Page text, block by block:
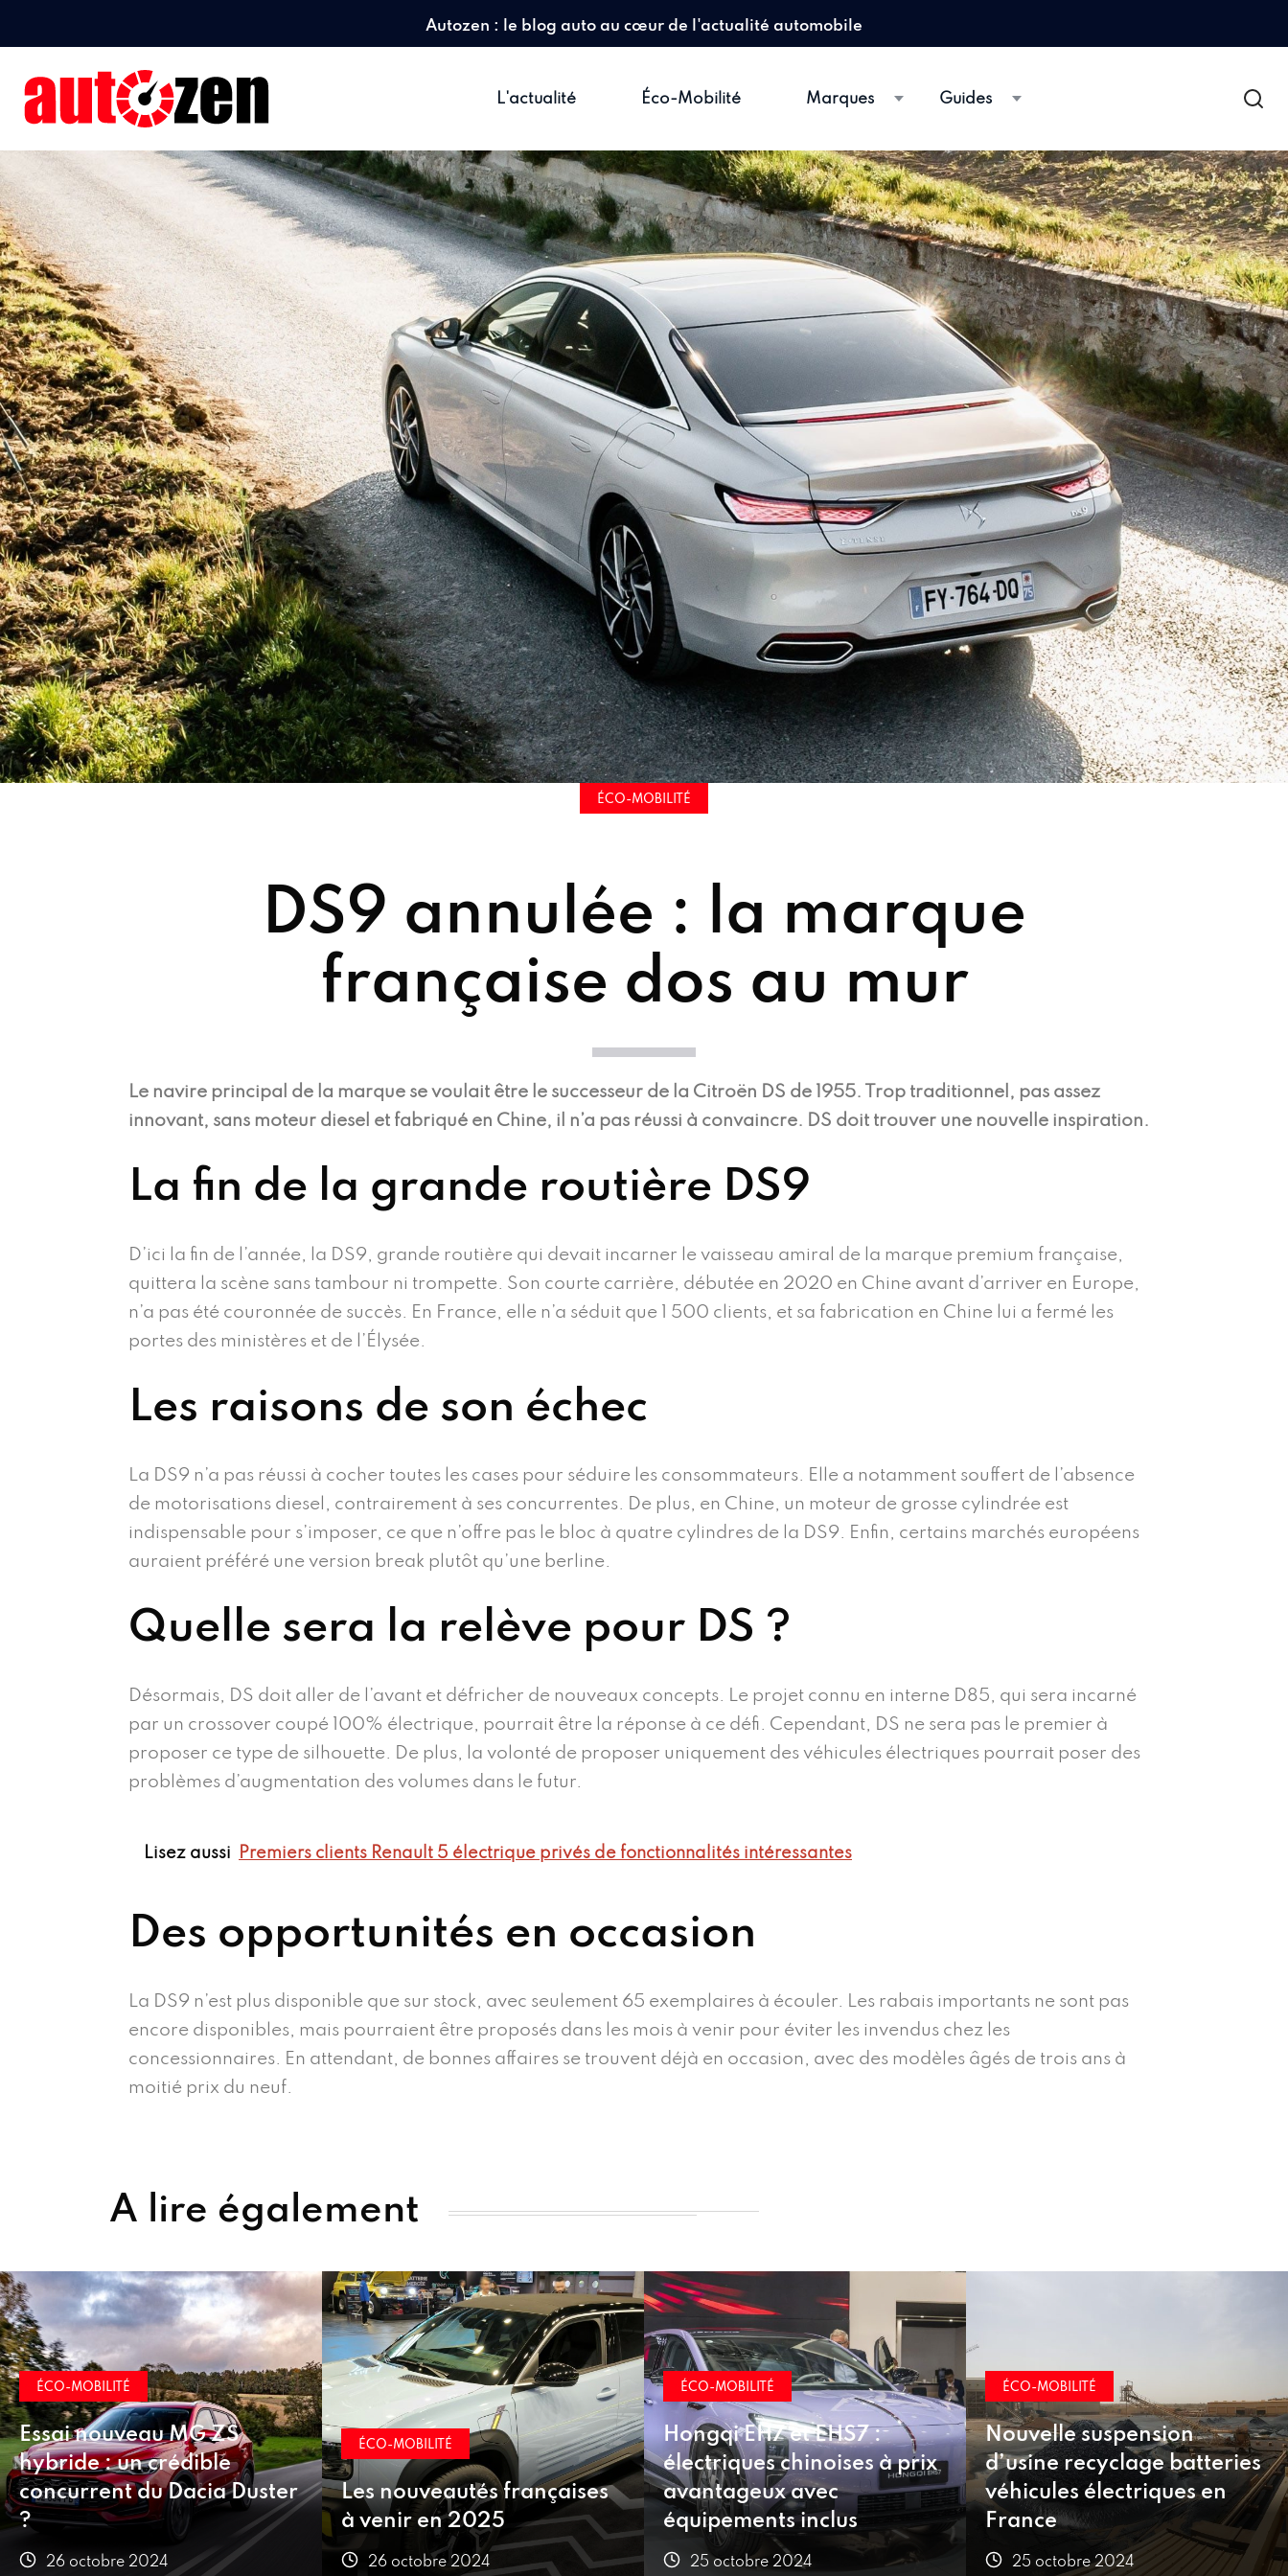
Autozen : le blog auto au cœur de l'actualité automobile
L'actualité Éco-Mobilité Marques Guides
ÉCO-MOBILITÉ
DS9 annulée : la marque
française dos au mur
Le navire principal de la marque se voulait être le successeur de la Citroën DS de 1955. Trop traditionnel, pas assez
innovant, sans moteur diesel et fabriqué en Chine, il n’a pas réussi à convaincre. DS doit trouver une nouvelle inspiration.
La fin de la grande routière DS9
D’ici la fin de l’année, la DS9, grande routière qui devait incarner le vaisseau amiral de la marque premium française,
quittera la scène sans tambour ni trompette. Son courte carrière, débutée en 2020 en Chine avant d’arriver en Europe,
n’a pas été couronnée de succès. En France, elle n’a séduit que 1 500 clients, et sa fabrication en Chine lui a fermé les
portes des ministères et de l’Élysée.
Les raisons de son échec
La DS9 n’a pas réussi à cocher toutes les cases pour séduire les consommateurs. Elle a notamment souffert de l’absence
de motorisations diesel, contrairement à ses concurrentes. De plus, en Chine, un moteur de grosse cylindrée est
indispensable pour s’imposer, ce que n’offre pas le bloc à quatre cylindres de la DS9. Enfin, certains marchés européens
auraient préféré une version break plutôt qu’une berline.
Quelle sera la relève pour DS ?
Désormais, DS doit aller de l’avant et défricher de nouveaux concepts. Le projet connu en interne D85, qui sera incarné
par un crossover coupé 100% électrique, pourrait être la réponse à ce défi. Cependant, DS ne sera pas le premier à
proposer ce type de silhouette. De plus, la volonté de proposer uniquement des véhicules électriques pourrait poser des
problèmes d’augmentation des volumes dans le futur.
Lisez aussi Premiers clients Renault 5 électrique privés de fonctionnalités intéressantes
Des opportunités en occasion
La DS9 n’est plus disponible que sur stock, avec seulement 65 exemplaires à écouler. Les rabais importants ne sont pas
encore disponibles, mais pourraient être proposés dans les mois à venir pour éviter les invendus chez les
concessionnaires. En attendant, de bonnes affaires se trouvent déjà en occasion, avec des modèles âgés de trois ans à
moitié prix du neuf.
A lire également
ÉCO-MOBILITÉ
Les nouveautés françaises
à venir en 2025
26 octobre 2024
ÉCO-MOBILITÉ
Hongqi EH7 et EHS7 :
électriques chinoises à prix
avantageux avec
équipements inclus
25 octobre 2024
ÉCO-MOBILITÉ
Nouvelle suspension
d’usine recyclage batteries
véhicules électriques en
France
25 octobre 2024
ÉCO-MOBILITÉ
Bonus écologique, leasing
social : inquiétudes pour
2025
25 octobre 2024